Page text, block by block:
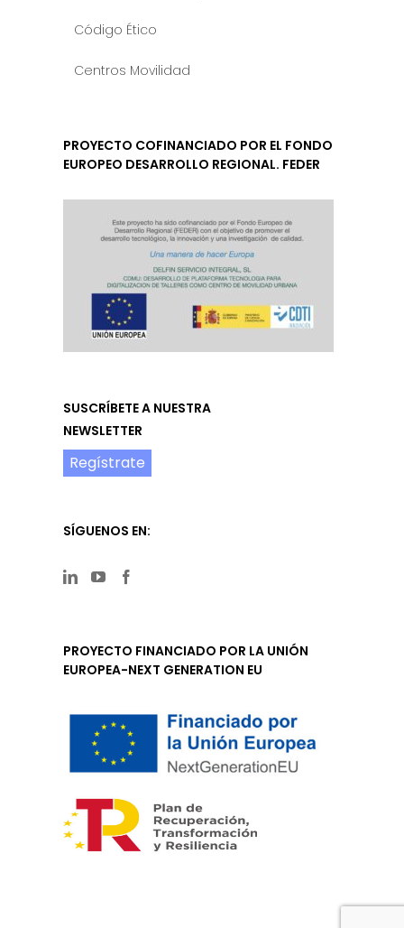
Código Ético
Centros Movilidad
PROYECTO COFINANCIADO POR EL FONDO
EUROPEO DESARROLLO REGIONAL. FEDER
SUSCRÍBETE A NUESTRA
NEWSLETTER
Regístrate
SÍGUENOS EN:
PROYECTO FINANCIADO POR LA UNIÓN
EUROPEA-NEXT GENERATION EU